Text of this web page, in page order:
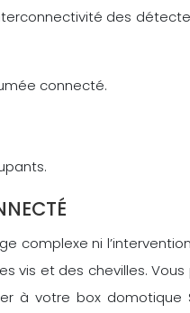
des
connecté.
ni
vis et des chevilles.
à votre box